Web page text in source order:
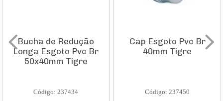
Bucha de Redução
Longa Esgoto Pvc Br
50x40mm Tigre
Código: 237434
Cap Esgoto Pvc Br
40mm Tigre
Código: 237450